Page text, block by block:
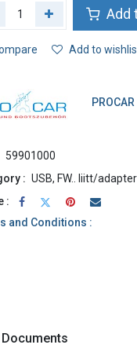
Add
Add to
PROCAR
59901000
: USB, FW.. liitt/adapter
:
and Conditions :
Documents